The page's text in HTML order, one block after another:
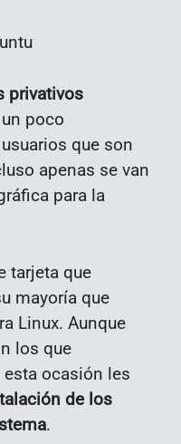
privativos
poco
que son
apenas se van
para la
tarjeta que
mayoría que
Linux. Aunque
los que
ocasión les
de los
.